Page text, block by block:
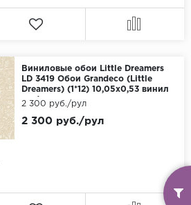
Виниловые обои Little Dreamers
LD 3419 Обои Grandeco (Little
Dreamers) (1*12) 10,05х0,53 винил
на флизелине
2 300 руб./рул
2 300 руб./рул